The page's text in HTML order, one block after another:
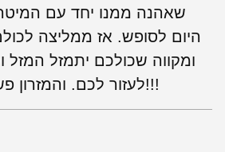
שאהנה ממנו יחד עם
היום לסופש. אז ממליצה
ומקווה שכולכם יתמזל המזל
לעזור לכם. והמזרון פשוט מושלםםםם!!!